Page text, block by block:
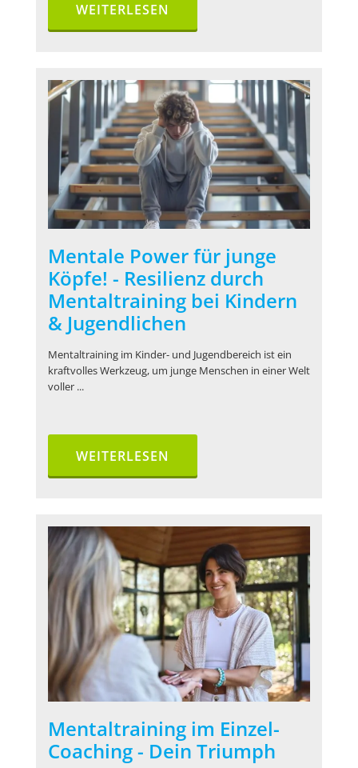
WEITERLESEN
Mentale Power für junge
Köpfe! - Resilienz durch
Mentaltraining bei Kindern
& Jugendlichen
Mentaltraining im Kinder- und Jugendbereich ist ein
kraftvolles Werkzeug, um junge Menschen in einer Welt
voller ...
WEITERLESEN
Mentaltraining im Einzel-
Coaching - Dein Triumph